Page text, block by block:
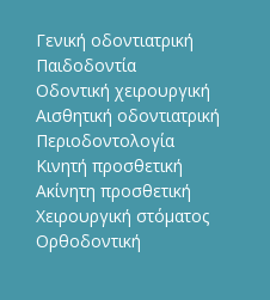
Γενική οδοντιατρική
Παιδοδοντία
Οδοντική χειρουργική
Αισθητική οδοντιατρική
Περιοδοντολογία
Κινητή προσθετική
Ακίνητη προσθετική
Χειρουργική στόματος
Ορθοδοντική